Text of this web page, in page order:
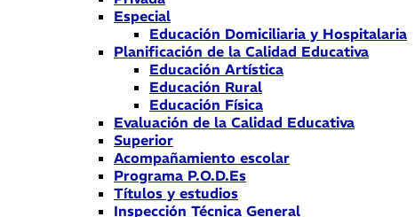
Especial
Educación Domiciliaria y Hospitalaria
Planificación de la Calidad Educativa
Educación Artística
Educación Rural
Educación Física
Evaluación de la Calidad Educativa
Superior
Acompañamiento escolar
Programa P.O.D.Es
Títulos y estudios
Inspección Técnica General